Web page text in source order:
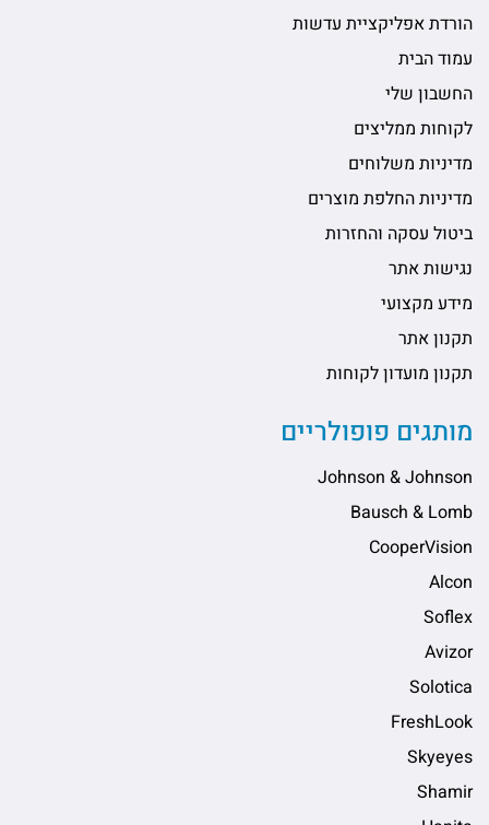
הורדת אפליקציית עדשות
עמוד הבית
החשבון שלי
לקוחות ממליצים
מדיניות משלוחים
מדיניות החלפת מוצרים
ביטול עסקה והחזרות
נגישות אתר
מידע מקצועי
תקנון אתר
תקנון מועדון לקוחות
מותגים פופולריים
Johnson & Johnson
Bausch & Lomb
CooperVision
Alcon
Soflex
Avizor
Solotica
FreshLook
Skyeyes
Shamir